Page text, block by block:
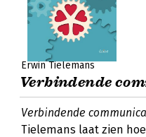
Erwin Tielemans
Verbindende
Verbindende
Tielemans laat zien